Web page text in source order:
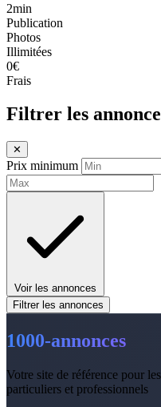
2min
Publication
Photos
Illimitées
0€
Frais
Filtrer les
✕
Prix minimum
Voir les annonces
Filtrer les annonces
1000-annonces
Votre site de référence pour
particuliers et professionnels